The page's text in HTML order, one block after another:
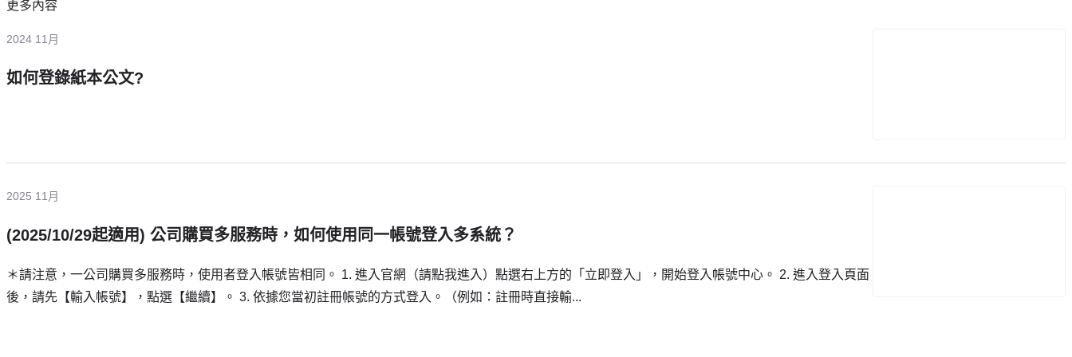
更多內容
2024 11月
如何登錄紙本公文?
2025 11月
(2025/10/29起適用) 公司購買多服務時，如何使用同一帳號登入多系統？
＊請注意，一公司購買多服務時，使用者登入帳號皆相同。 1. 進入官網（請點我進入）點選右上方的「立即登入」，開始登入帳號中心。 2. 進入登入頁面
後，請先【輸入帳號】，點選【繼續】。 3. 依據您當初註冊帳號的方式登入。（例如：註冊時直接輸...